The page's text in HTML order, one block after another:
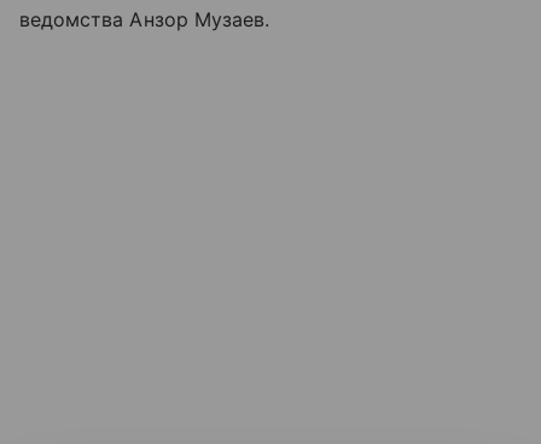
ведомства Анзор Музаев.